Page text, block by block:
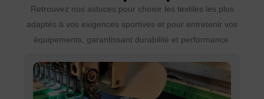
Retrouvez nos astuces pour choisir les textiles les plus
adaptés à vos exigences sportives et pour entretenir vos
équipements, garantissant durabilité et performance.